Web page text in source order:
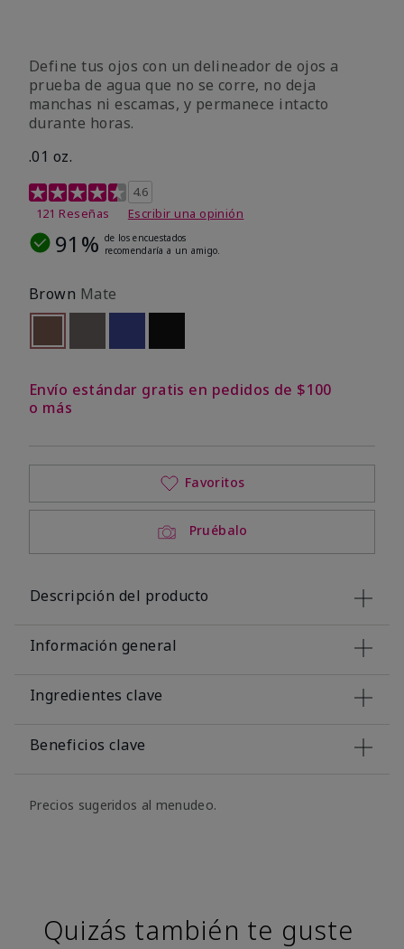
Define tus ojos con un delineador de ojos a
prueba de agua que no se corre, no deja
manchas ni escamas, y permanece intacto
durante horas.
.01 oz.
Calificación de clientes de 4,1 de 5
4.6
121 Reseñas
Escribir una opinión
91% de los encuestados
recomendaría a un amigo.
Brown Mate
seleccionado
Out of stock
Envío estándar gratis en pedidos de $100
o más
Pruébalo
Favoritos
Descripción del producto
Información general
Ingredientes clave
Beneficios clave
Precios sugeridos al menudeo.
Quizás también te guste